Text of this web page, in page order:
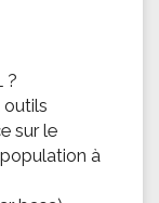
?
outils
sur le
à